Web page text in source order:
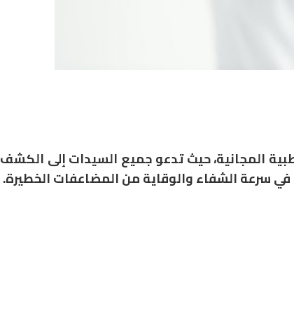
الطبية المجانية، حيث تدعو جميع السيدات إلى الكشف
سرعة الشفاء والوقاية من المضاعفات الخطيرة.